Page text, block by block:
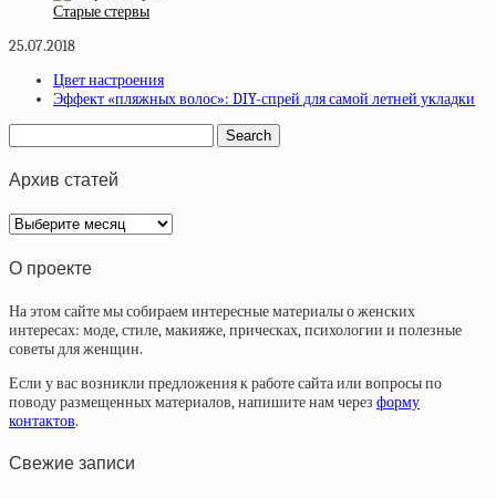
Старые стервы
25.07.2018
Цвет настроения
Эффект «пляжных волос»: DIY-спрей для самой летней укладки
Архив статей
Архив
статей
О проекте
На этом сайте мы собираем интересные материалы о женских
интересах: моде, стиле, макияже, прическах, психологии и полезные
советы для женщин.
Если у вас возникли предложения к работе сайта или вопросы по
поводу размещенных материалов, напишите нам через форму
контактов.
Свежие записи